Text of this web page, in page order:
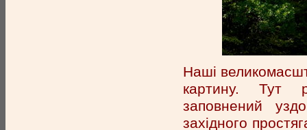
Наші
картину. Тут
заповнений
західного